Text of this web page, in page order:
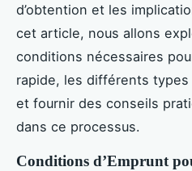
d’obtention et les
cet article, nous allons
conditions nécessaires
rapide, les différents
et fournir des conseils
dans ce processus.
Conditions d’Emprunt